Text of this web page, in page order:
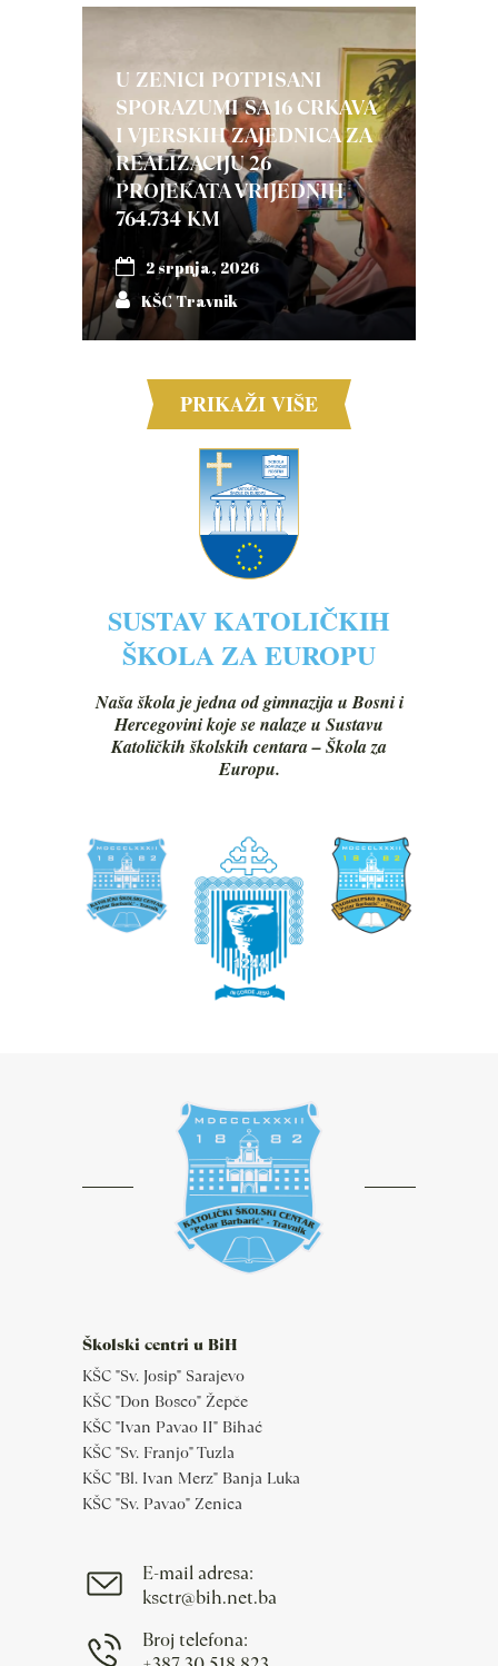
U ZENICI POTPISANI
SPORAZUMI SA 16 CRKAVA
I VJERSKIH ZAJEDNICA ZA
REALIZACIJU 26
PROJEKATA VRIJEDNIH
764.734 KM
2 srpnja, 2026
KŠC Travnik
PRIKAŽI VIŠE
SUSTAV KATOLIČKIH
ŠKOLA ZA EUROPU
Naša škola je jedna od gimnazija u Bosni i
Hercegovini koje se nalaze u Sustavu
Katoličkih školskih centara – Škola za
Europu.
Školski centri u BiH
KŠC "Sv. Josip" Sarajevo
KŠC "Don Bosco" Žepče
KŠC "Ivan Pavao II" Bihać
KŠC "Sv. Franjo" Tuzla
KŠC "Bl. Ivan Merz" Banja Luka
KŠC "Sv. Pavao" Zenica
E-mail adresa:
ksctr@bih.net.ba
Broj telefona: